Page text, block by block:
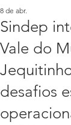
Sindep
Vale do
desafios
8 de abr.